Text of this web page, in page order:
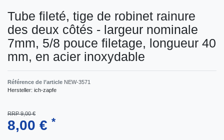
Tube fileté, tige de robinet rainure
des deux côtés - largeur nominale
7mm, 5/8 pouce filetage, longueur 40
mm, en acier inoxydable
Référence de l’article NEW-3571
Hersteller: ich-zapfe
RRP 9,00 €
8,00 € *